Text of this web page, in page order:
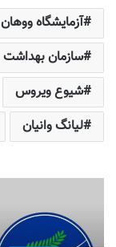
آزمایشگاه ووهان
سازمان بهداشت
شیوع ویروس
لیانگ وانیان